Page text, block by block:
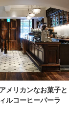
メリカンなお菓子と
ルコーヒーパーラ